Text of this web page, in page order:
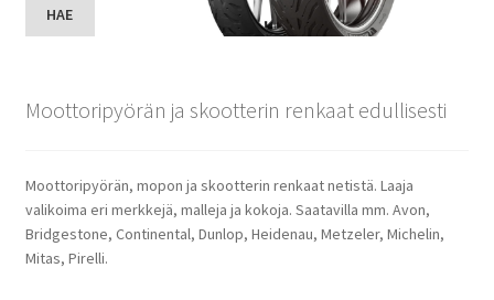
HAE
Moottoripyörän ja skootterin renkaat edullisesti
Moottoripyörän, mopon ja skootterin renkaat netistä. Laaja
valikoima eri merkkejä, malleja ja kokoja. Saatavilla mm. Avon,
Bridgestone, Continental, Dunlop, Heidenau, Metzeler, Michelin,
Mitas, Pirelli.